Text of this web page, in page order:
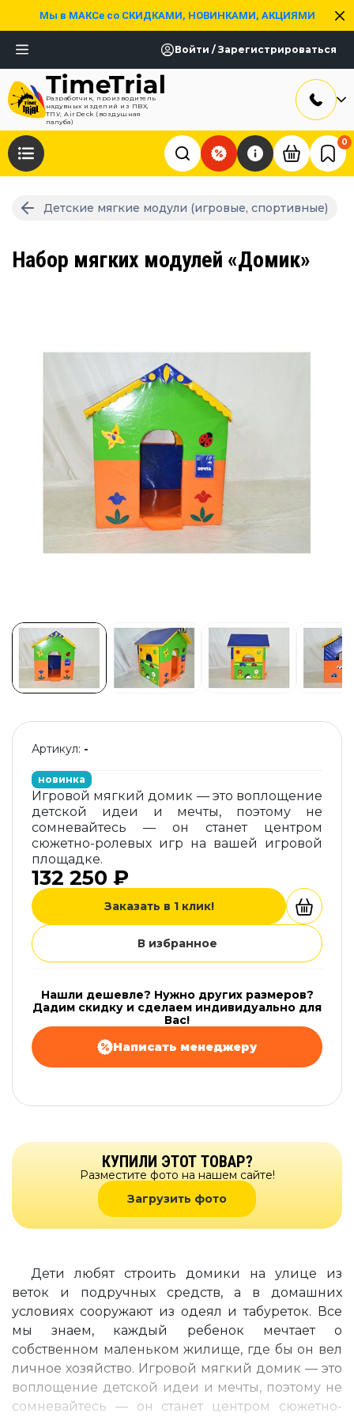
Мы в МАКСе со СКИДКАМИ, НОВИНКАМИ, АКЦИЯМИ
Войти / Зарегистрироваться
Разработчик, производитель
надувных изделий из ПВХ,
ТПУ, AirDeck (воздушная
палуба)
0
Детские мягкие модули (игровые, спортивные)
Набор мягких модулей «Домик»
Артикул: -
новинка
Игровой мягкий домик — это воплощение
детской идеи и мечты, поэтому не
сомневайтесь — он станет центром
сюжетно-ролевых игр на вашей игровой
площадке.
132 250 ₽
Заказать в 1 клик!
В избранное
Нашли дешевле? Нужно других размеров?
Дадим скидку и сделаем индивидуально для
Вас!
Написать менеджеру
КУПИЛИ ЭТОТ ТОВАР?
Разместите фото на нашем сайте!
Загрузить фото
Дети любят строить домики на улице из
веток и подручных средств, а в домашних
условиях сооружают из одеял и табуреток. Все
мы знаем, каждый ребенок мечтает о
собственном маленьком жилище, где бы он вел
личное хозяйство. Игровой мягкий домик — это
воплощение детской идеи и мечты, поэтому не
сомневайтесь — он станет центром сюжетно-